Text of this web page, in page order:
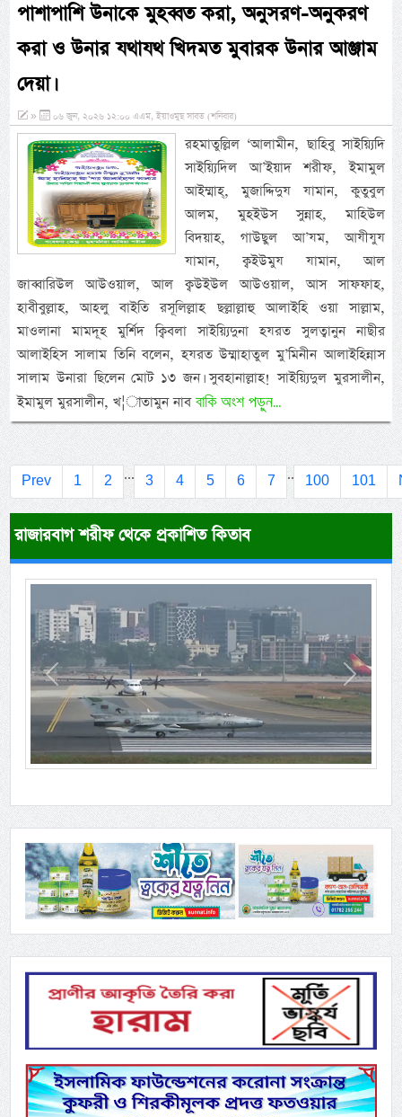
পাশাপাশি উনাকে মুহব্বত করা, অনুসরণ-অনুকরণ
করা ও উনার যথাযথ খিদমত মুবারক উনার আঞ্জাম
দেয়া।
» ০৬ জুন, ২০২৬ ১২:০০ এএম, ইয়াওমুছ সাবত (শনিবার)
রহমাতুল্লিল ‘আলামীন, ছাহিবু সাইয়্যিদি
সাইয়্যিদিল আ’ইয়াদ শরীফ, ইমামুল
আইম্মাহ্, মুজাদ্দিদুয যামান, কুতুবুল
আলম, মুহইউস সুন্নাহ, মাহিউল
বিদয়াহ, গাউছুল আ’যম, আযীযুয
যামান, ক্বইউমুয যামান, আল
জাব্বারিউল আউওয়াল, আল ক্বউইউল আউওয়াল, আস সাফফাহ,
হাবীবুল্লাহ, আহলু বাইতি রসূলিল্লাহ ছল্লাল্লাহু আলাইহি ওয়া সাল্লাম,
মাওলানা মামদূহ মুর্শিদ ক্বিবলা সাইয়্যিদুনা হযরত সুলত্বানুন নাছীর
আলাইহিস সালাম তিনি বলেন, হযরত উম্মাহাতুল মু’মিনীন আলাইহিন্নাস
সালাম উনারা ছিলেন মোট ১৩ জন। সুবহানাল্লাহ! সাইয়্যিদুল মুরসালীন,
ইমামুল মুরসালীন, খ¦াতামুন নাববাকি অংশ পড়ুন...
Prev 1 2 ... 3 4 5 6 7 .. 100 101
রাজারবাগ শরীফ থেকে প্রকাশিত কিতাব
Previous Next